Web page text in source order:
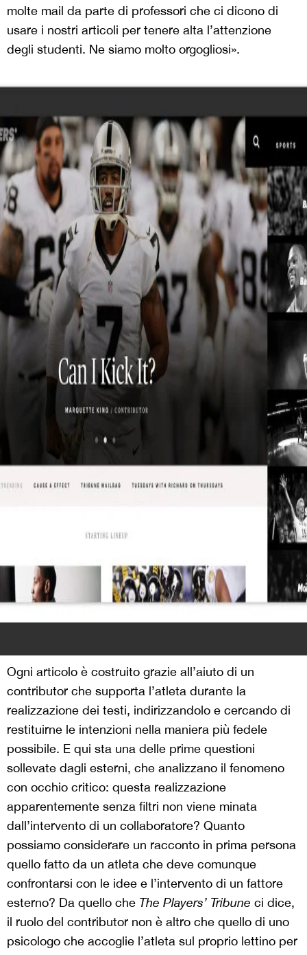
molte mail da parte di professori che ci dicono di
usare i nostri articoli per tenere alta l’attenzione
degli studenti. Ne siamo molto orgogliosi».
Ogni articolo è costruito grazie all’aiuto di un
contributor che supporta l’atleta durante la
realizzazione dei testi, indirizzandolo e cercando di
restituirne le intenzioni nella maniera più fedele
possibile. E qui sta una delle prime questioni
sollevate dagli esterni, che analizzano il fenomeno
con occhio critico: questa realizzazione
apparentemente senza filtri non viene minata
dall’intervento di un collaboratore? Quanto
possiamo considerare un racconto in prima persona
quello fatto da un atleta che deve comunque
confrontarsi con le idee e l’intervento di un fattore
esterno? Da quello che The Players’ Tribune ci dice,
il ruolo del contributor non è altro che quello di uno
psicologo che accoglie l’atleta sul proprio lettino per